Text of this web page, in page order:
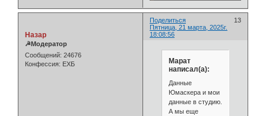
Поделиться
13
Пятница, 21 марта, 2025г.
18:08:56
Назар
☭Модератор
Сообщений: 24676
Конфессия: ЕХБ
Марат
написал(а):
Данные
Юмаскера и мои
данные в студию.
А мы еще